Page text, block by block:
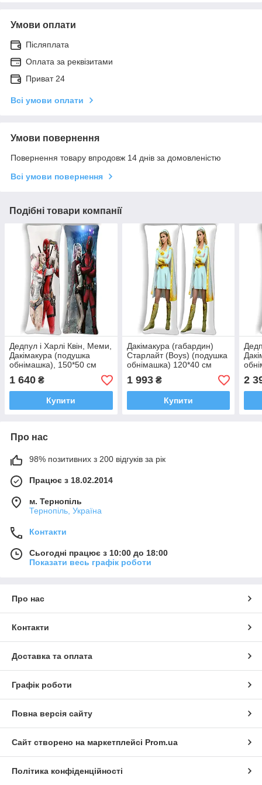
Умови оплати
Післяплата
Оплата за реквізитами
Приват 24
Всі умови оплати
Умови повернення
Повернення товару впродовж 14 днів за домовленістю
Всі умови повернення
Подібні товари компанії
Дедпул і Харлі Квін, Меми,
Дакімакура (подушка
обнімашка), 150*50 см
1 640 ₴
Купити
Дакімакура (габардин)
Старлайт (Boys) (подушка
обнімашка) 120*40 см
1 993₴
Купити
2
Про нас
98% позитивних з 200 відгуків за рік
Працює з 18.02.2014
м. Тернопіль
Тернопіль, Україна
Контакти
Сьогодні працює з 10:00 до 18:00
Показати весь графік роботи
Про нас
Контакти
Доставка та оплата
Графік роботи
Повна версія сайту
Сайт створено на маркетплейсі Prom.ua
Політика конфіденційності